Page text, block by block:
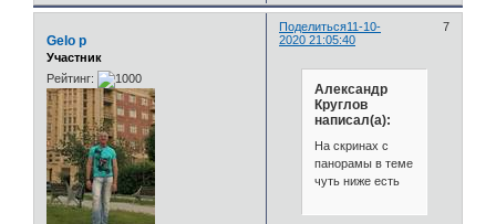
Поделиться 7
11-10-
2020 21:05:40
Gelo p
Участник
Рейтинг:
Александр
Круглов
написал(а):
На скринах с
панорамы в теме
чуть ниже есть